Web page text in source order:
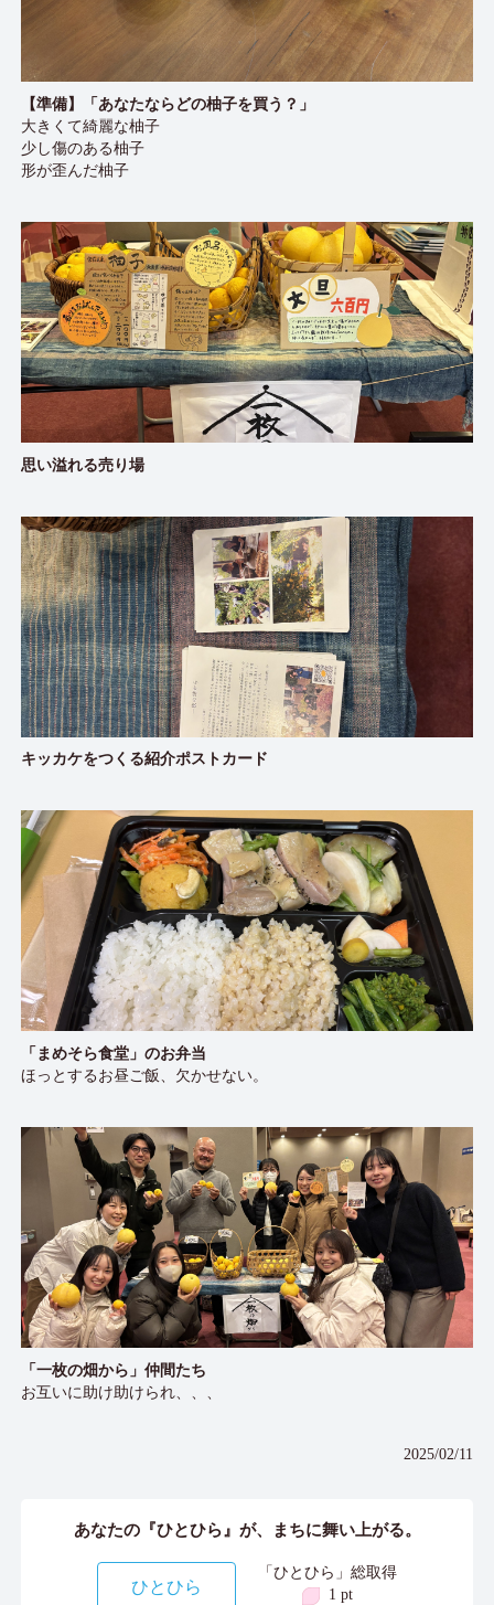
【準備】「あなたならどの柚子を買う？」
大きくて綺麗な柚子
少し傷のある柚子
形が歪んだ柚子
思い溢れる売り場
キッカケをつくる紹介ポストカード
「まめそら食堂」のお弁当
ほっとするお昼ご飯、欠かせない。
「一枚の畑から」仲間たち
お互いに助け助けられ、、、
2025/02/11
あなたの『ひとひら』が、まちに舞い上がる。
ひとひら
「ひとひら」総取得
1 pt